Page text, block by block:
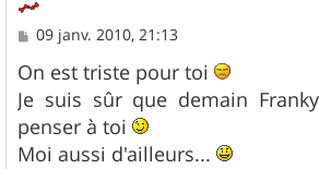
M
s
s
a
g
e
09 janv. 2010, 21:13
On est triste pour toi
Je suis sûr que demain
penser à toi
Moi aussi d'ailleurs...